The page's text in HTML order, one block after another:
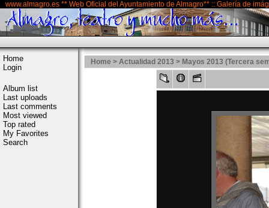
www.almagro.es ** Web Oficial del Ayuntamiento de Almagro** :: Galería de
Home
Login
Album list
Last uploads
Last comments
Most viewed
Top rated
My Favorites
Search
Home > Actualidad 2013 > Mayos 2013 (Tercera